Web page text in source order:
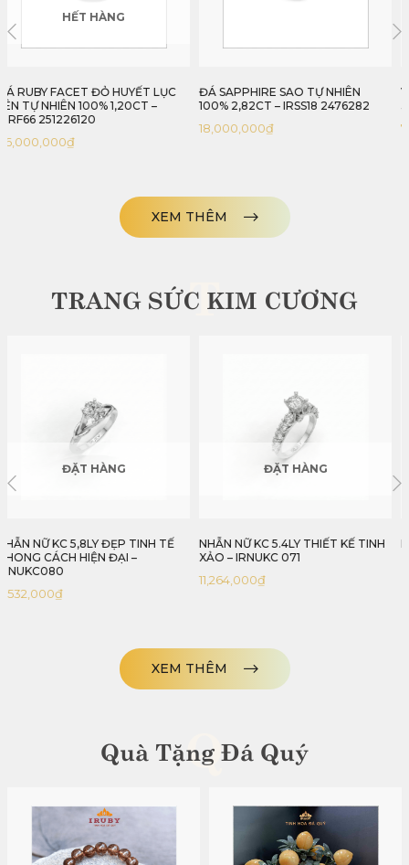
ĐÁ SAPPHIRE SAO TỰ NHIÊN
100% 2,82CT – IRSS18 2476282
18,000,000₫
VIÊN GARNET MÀU ĐỎ THUẦN
3,81CT – IRGN 233381
7,620,000₫
XEM THÊM
TRANG SỨC KIM CƯƠNG
T
ĐẶT HÀNG
NHẪN NỮ KC 5.4LY THIẾT KẾ TINH
XẢO – IRNUKC 071
11,264,000
HOA TAI KIM CƯƠNG TRÁI TIM
THANH LỊCH – IRHTKC 036
XEM THÊM
Quà Tặng Đá Quý
Q